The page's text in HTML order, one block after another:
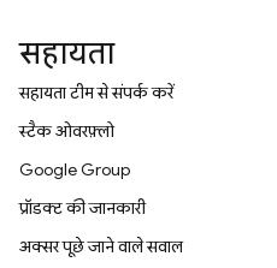
सहायता
सहायता टीम से संपर्क करें
स्टैक ओवरफ़्लो
Google Group
प्रॉडक्ट की जानकारी
अक्सर पूछे जाने वाले सवाल